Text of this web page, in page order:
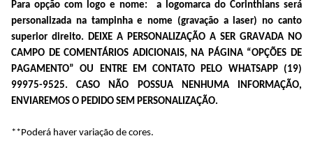
Para opção com logo e nome: a logomarca do Corinthians será
personalizada na tampinha e nome (gravação a laser) no canto
superior direito. DEIXE A PERSONALIZAÇÃO A SER GRAVADA NO
CAMPO DE COMENTÁRIOS ADICIONAIS, NA PÁGINA “OPÇÕES DE
PAGAMENTO” OU ENTRE EM CONTATO PELO WHATSAPP (19)
99975-9525. CASO NÃO POSSUA NENHUMA INFORMAÇÃO,
ENVIAREMOS O PEDIDO SEM PERSONALIZAÇÃO.
**Poderá haver variação de cores.